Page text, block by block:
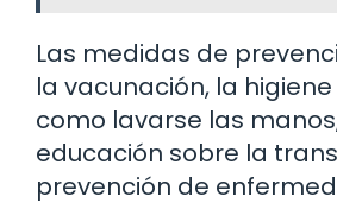
Las medidas de
la vacunación, la
como lavarse las
educación sobre la
prevención de